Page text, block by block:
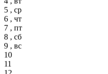
5 , ср
6 , чт
7 , пт
8 , сб
9 , вс
10
11